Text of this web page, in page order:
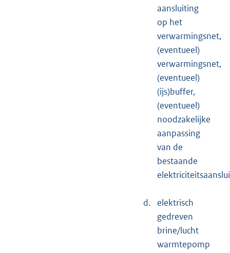
aansluiting
op het
verwarmingsnet,
(eventueel)
verwarmingsnet,
(eventueel)
(ijs)buffer,
(eventueel)
noodzakelijke
aanpassing
van de
bestaande
d.
elektrisch
gedreven
brine/lucht
warmtepomp